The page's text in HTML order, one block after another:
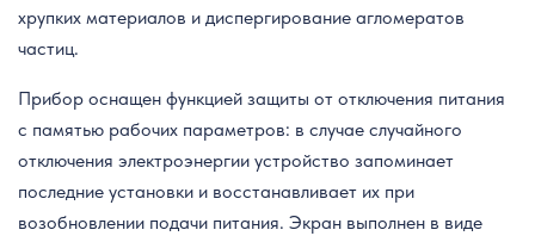
хрупких материалов и диспергирование агломератов
частиц.
Прибор оснащен функцией защиты от отключения питания
с памятью рабочих параметров: в случае случайного
отключения электроэнергии устройство запоминает
последние установки и восстанавливает их при
возобновлении подачи питания. Экран выполнен в виде